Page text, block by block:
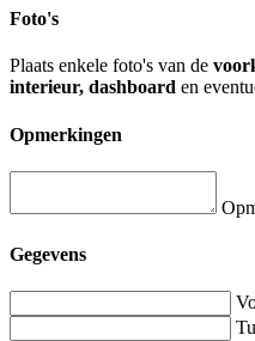
Foto's
Plaats enkele foto's van de
interieur, dashboard en
Opmerkingen
Gegevens